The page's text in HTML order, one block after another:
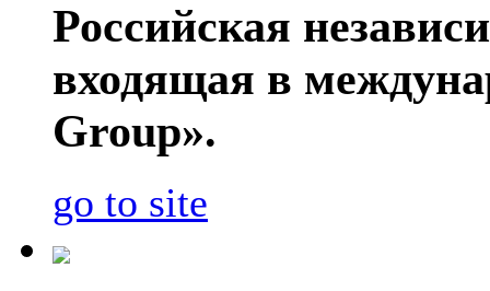
Российская
входящая в
Group».
go to site